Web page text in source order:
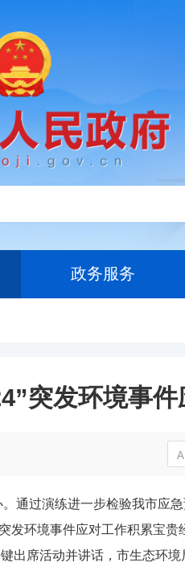
政务服务
突发环境事
通过演练进一步检验我市应
发环境事件应对工作积累宝贵
出席活动并讲话，市生态环